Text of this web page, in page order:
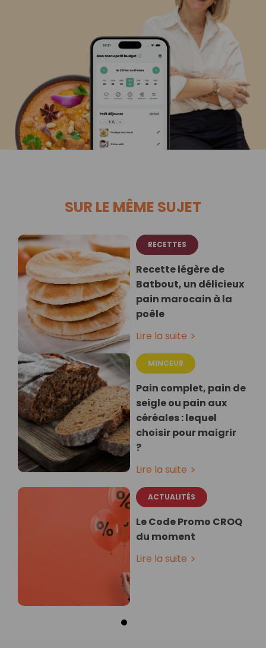
SUR LE MÊME SUJET
RECETTES
Recette légère de
Batbout, un délicieux
pain marocain à la
poêle
Lire la suite
MINCEUR
Pain complet, pain de
seigle ou pain aux
céréales : lequel
choisir pour maigrir
?
Lire la suite
ACTUALITÉS
Le Code Promo CROQ
du moment
Lire la suite